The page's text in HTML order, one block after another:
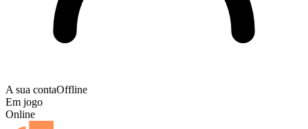
A sua contaOffline
Em jogo
Online